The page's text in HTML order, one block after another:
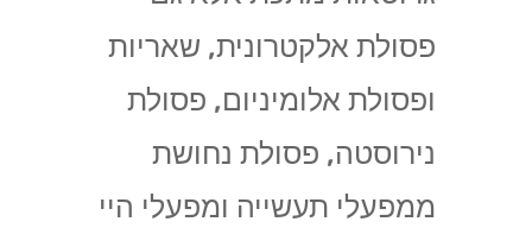
פסולת אלקטרונית, שאריות
ופסולת אלומיניום, פסולת
נירוסטה, פסולת נחושת
ממפעלי תעשייה ומפעלי היי